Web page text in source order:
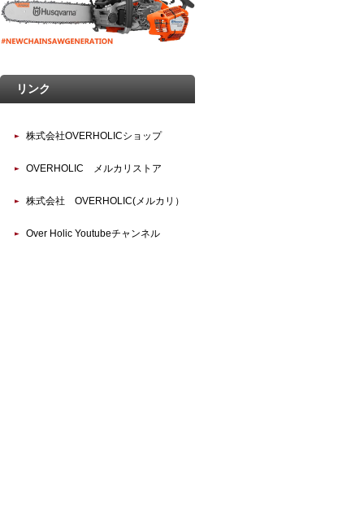
リンク
株式会社OVERHOLICショップ
OVERHOLIC メルカリストア
株式会社 OVERHOLIC(メルカリ）
Over Holic Youtubeチャンネル